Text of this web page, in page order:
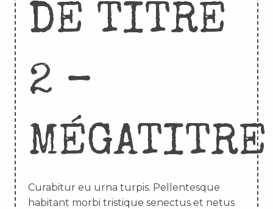
DE TITRE
2 –
MÉGATITRE
Curabitur eu urna turpis. Pellentesque
habitant morbi tristique senectus et netus